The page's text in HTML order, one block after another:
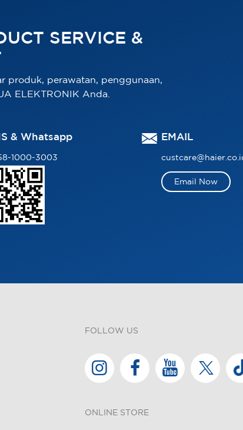
SERVICE &
produk, perawatan, penggunaan,
ELEKTRONIK Anda.
& Whatsapp
1000-3003
EMAIL
Email Now
FOLLOW US
ONLINE STORE